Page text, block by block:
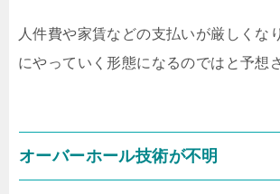
人件費や家賃などの支払いが厳しくな
にやっていく形態になるのではと予想
オーバーホール技術が不明